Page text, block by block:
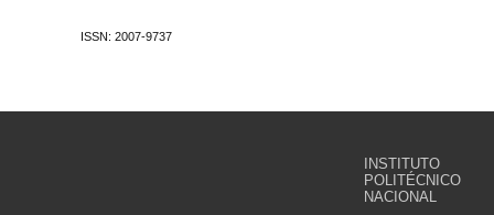
ISSN: 2007-9737
INSTITUTO
POLITÉCNICO
NACIONAL